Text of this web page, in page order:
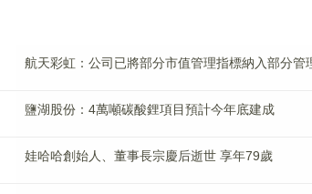
航天彩虹：公司已將部分市值管理指標納入部分管
鹽湖股份：4萬噸碳酸鋰項目預計今年底建成
娃哈哈創始人、董事長宗慶后逝世 享年79歲